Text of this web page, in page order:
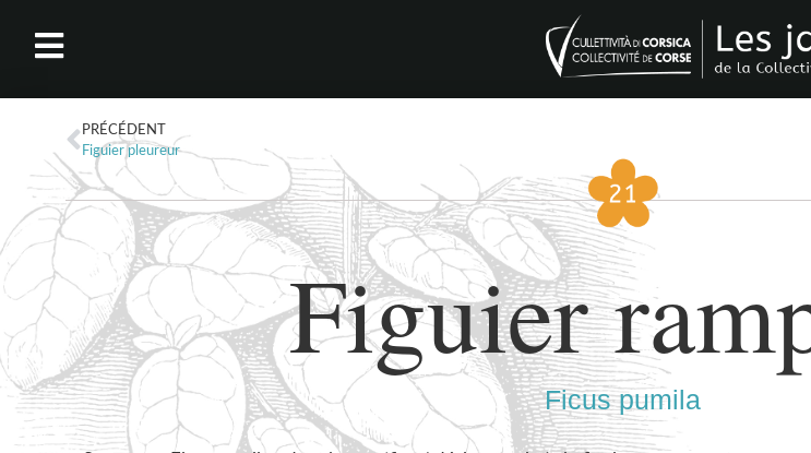
PRÉCÉDENT
Figuier pleureur
Figuier
Ficus pumila